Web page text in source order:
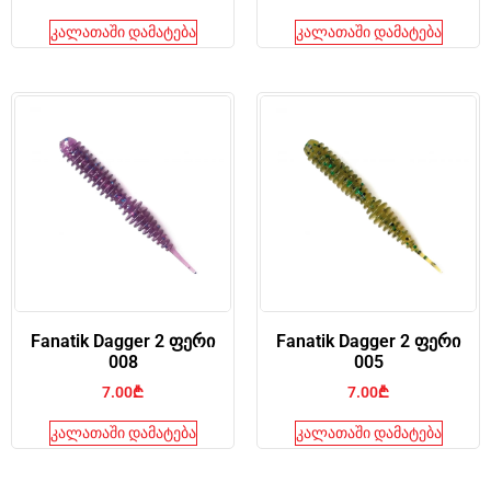
კალათაში დამატება კალათაში დამატება
Fanatik Dagger 2 ფერი
008
7.00₾
კალათაში დამატება
Fanatik Dagger 2 ფერი
005
7.00₾
კალათაში დამატება